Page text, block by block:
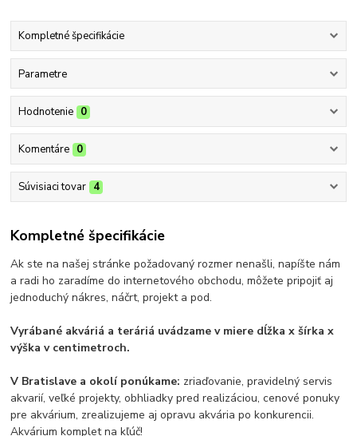
Kompletné špecifikácie
Parametre
Hodnotenie 0
Komentáre 0
Súvisiaci tovar 4
Kompletné špecifikácie
Ak ste na našej stránke požadovaný rozmer nenašli, napíšte nám
a radi ho zaradíme do internetového obchodu, môžete pripojiť aj
jednoduchý nákres, náčrt, projekt a pod.
Vyrábané akváriá a teráriá uvádzame v miere dĺžka x šírka x
výška v centimetroch.
V Bratislave a okolí ponúkame: zriaďovanie, pravidelný servis
akvarií, veľké projekty, obhliadky pred realizáciou, cenové ponuky
pre akvárium, zrealizujeme aj opravu akvária po konkurencii.
Akvárium komplet na kľúč!